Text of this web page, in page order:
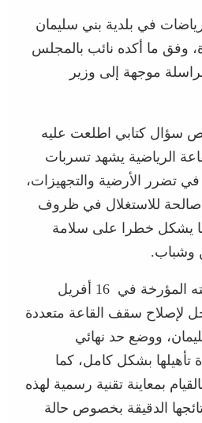
في بلدية بني سليمان
وفق ما أكده نائب بالمجلس
موجهة إلى وزير
سؤال كتابي اطلعت عليه
الرياضية يشهد تسربات
تضرر الأرضية والتجهيزات،
صالحة للاستغلال في ظروف
يشكل خطرا على سلامة
وشباب.
ودعا النائب في مراسلته المؤرخة في 16 أفريل
لإصلاح سقف القاعة متعددة
ووضع حد نهائي
تأهيلها بشكل كامل، كما
بمعاينة تقنية رسمية لهذه
الدقيقة بخصوص حالة